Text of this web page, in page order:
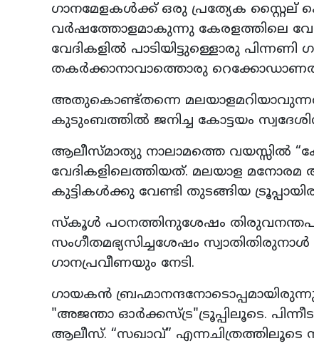
ഗാനമേളകൾക്ക് ഒരു പ്രത്യേക
വർഷത്തോളമാകുന്നു കേരളത്തിലെ
വേദികളിൽ പാടിയിട്ടുള്ളൊരു പിന്നണി
തകർക്കാനാവാത്തൊരു
അതുകൊണ്ട്തന്നെ
കുടുംബത്തിൽ ജനിച്ച കോട്ടയം
ആലീസ്മാത്യു നാലാമത്തെ വയസ്സിൽ
വേദികളിലെത്തിയത്. മലയാള മനോരമ
കുട്ടികൾക്കു വേണ്ടി തുടങ്ങിയ
സ്‌കൂൾ പഠനത്തിനുശേഷം
സംഗീതമഭ്യസിച്ചശേഷം
ഗാനപ്രവീണയും നേടി.
ഗായകൻ
"അജന്താ ഓർക്കസ്ട്ര"ട്രൂപ്പിലൂടെ.
ആലീസ്. “സഖാവ്” എന്നചിത്രത്തിലൂടെ